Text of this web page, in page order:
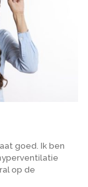
goed. Ik ben
op de